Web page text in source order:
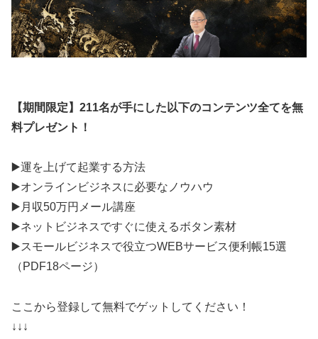
【期間限定】211名が手にした以下のコンテンツ全てを無
料プレゼント！
▶️運を上げて起業する方法
▶️オンラインビジネスに必要なノウハウ
▶️月収50万円メール講座
▶️ネットビジネスですぐに使えるボタン素材
▶️スモールビジネスで役立つWEBサービス便利帳15選
（PDF18ページ）
ここから登録して無料でゲットしてください！
↓↓↓